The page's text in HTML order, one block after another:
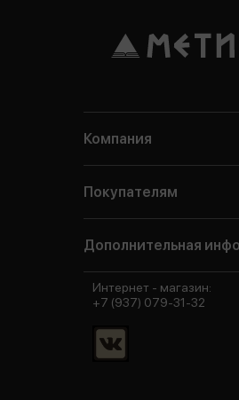
Компания
Покупателям
Дополнительная
Интернет - магазин:
+7 (937) 079-31-32